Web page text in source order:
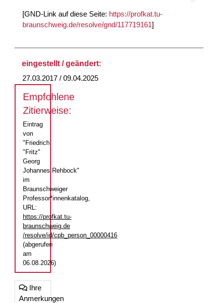
[GND-Link auf diese Seite: https://profkat.tu-
braunschweig.de/resolve/gnd/117719161]
eingestellt / geändert:
27.03.2017 / 09.04.2025
Empfohlene
Zitierweise:
Eintrag
von
"Friedrich
"Fritz"
Georg
Johannes Rehbock"
im
Braunschweiger
Professor*innenkatalog,
URL:
https://profkat.tu-
braunschweig.de
/resolve/id/cpb_person_00000416
(abgerufen
am
06.08.2026)
Ihre
Anmerkungen